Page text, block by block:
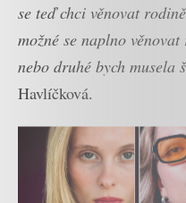
se teď chci věnovat
možné se naplno
nebo druhé bych musela
Havlíčková.